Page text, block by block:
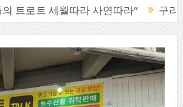
세월따라 사연따라” 구리시의회,